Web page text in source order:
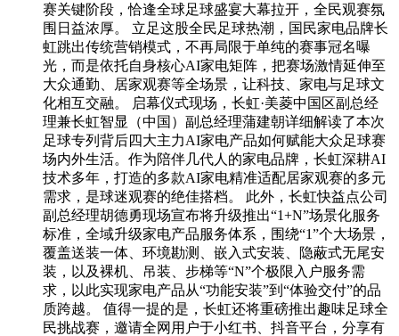
赛关键阶段，恰逢全球足球盛宴大幕拉开，全民观赛氛
围日益浓厚。 立足这股全民足球热潮，国民家电品牌长
虹跳出传统营销模式，不再局限于单纯的赛事冠名曝
光，而是依托自身核心AI家电矩阵，把赛场激情延伸至
大众通勤、居家观赛等全场景，让科技、家电与足球文
化相互交融。 启幕仪式现场，长虹·美菱中国区副总经
理兼长虹智显（中国）副总经理蒲建朝详细解读了本次
足球专列背后四大主力AI家电产品如何赋能大众足球赛
场内外生活。作为陪伴几代人的家电品牌，长虹深耕AI
技术多年，打造的多款AI家电精准适配居家观赛的多元
需求，是球迷观赛的绝佳搭档。 此外，长虹快益点公司
副总经理胡德勇现场宣布将升级推出“1+N”场景化服务
标准，全域升级家电产品服务体系，围绕“1”个大场景，
覆盖送装一体、环境勘测、嵌入式安装、隐蔽式无尾安
装，以及裸机、吊装、步梯等“N”个极限入户服务需
求，以此实现家电产品从“功能安装”到“体验交付”的品
质跨越。 值得一提的是，长虹还将重磅推出趣味足球全
民挑战赛，邀请全网用户于小红书、抖音平台，分享有